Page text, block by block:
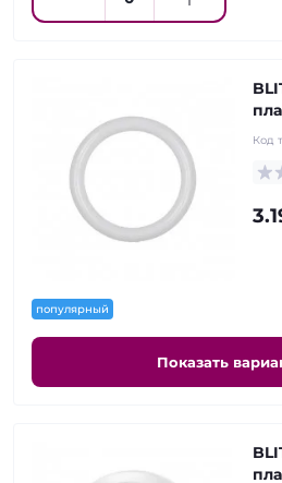
популярный
Код
Показать